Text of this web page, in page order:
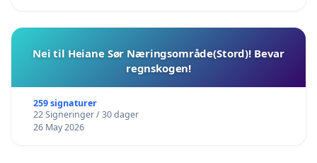
Nei til Heiane Sør Næringsområde(Stord)! Bevar
regnskogen!
259 signaturer
22 Signeringer / 30 dager
26 May 2026